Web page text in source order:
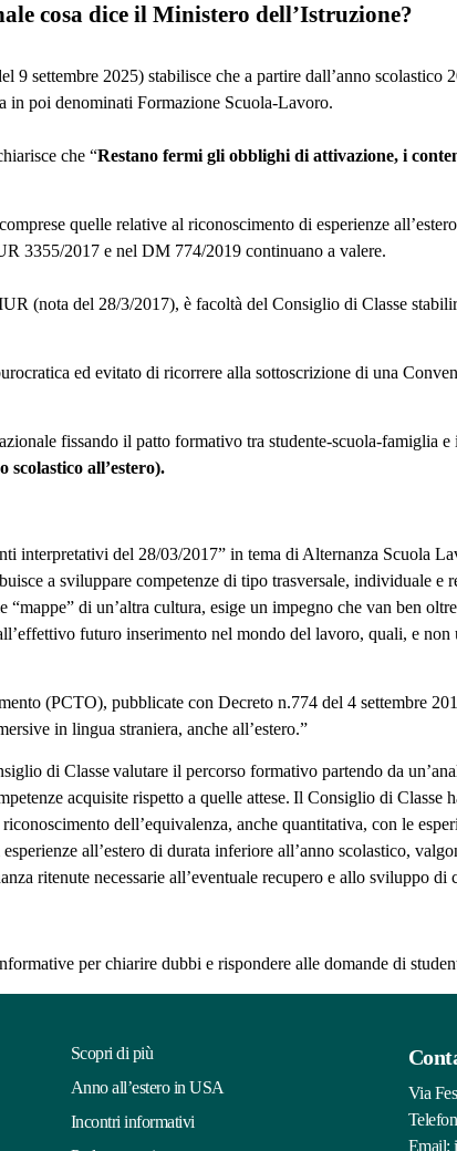
cosa dice il Ministero dell’Istruzione?
settembre 2025) stabilisce che a partire dall’anno scolastico
in poi denominati Formazione Scuola‑Lavoro.
che “Restano fermi gli obblighi di attivazione, i
quelle relative al riconoscimento di esperienze
3355/2017 e nel DM 774/2019 continuano a valere.
(nota del 28/3/2017), è facoltà del Consiglio di Classe
ed evitato di ricorrere alla sottoscrizione di una
fissando il patto formativo tra studente-scuola-famiglia
scolastico all’estero).
del 28/03/2017” in tema di Alternanza Scuola
a sviluppare competenze di tipo trasversale, individuale e
di un’altra cultura, esige un impegno che van ben
futuro inserimento nel mondo del lavoro, quali, e
(PCTO), pubblicate con Decreto n.774 del 4 settembre
in lingua straniera, anche all’estero.”
di Classe valutare il percorso formativo partendo da
acquisite rispetto a quelle attese. Il Consiglio di Classe
dell’equivalenza, anche quantitativa, con le
all’estero di durata inferiore all’anno scolastico,
ritenute necessarie all’eventuale recupero e allo sviluppo di
per chiarire dubbi e rispondere alle domande di
Scopri di più
Anno all’estero in USA
Incontri informativi
Via
Email: